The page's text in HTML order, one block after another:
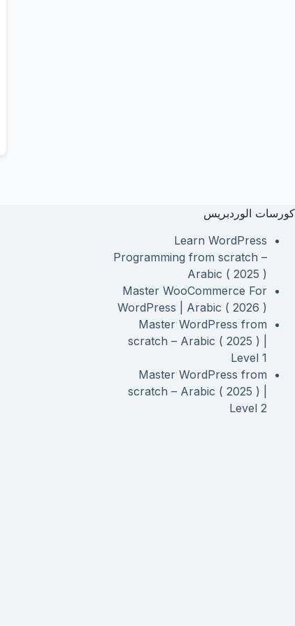
كورسات الوردبريس
Learn WordPress
Programming from scratch –
Arabic ( 2025 )
Master WooCommerce For
WordPress | Arabic ( 2026 )
Master WordPress from
scratch – Arabic ( 2025 ) |
Level 1
Master WordPress from
scratch – Arabic ( 2025 ) |
Level 2